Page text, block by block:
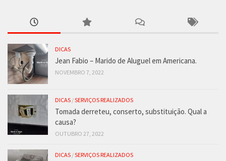
DICAS
Jean Fabio – Marido de Aluguel em Americana.
NOVEMBRO 7, 2022
DICAS /SERVIÇOS REALIZADOS
Tomada derreteu, conserto, substituição. Qual a
causa?
OUTUBRO 27, 2022
DICAS /SERVIÇOS REALIZADOS